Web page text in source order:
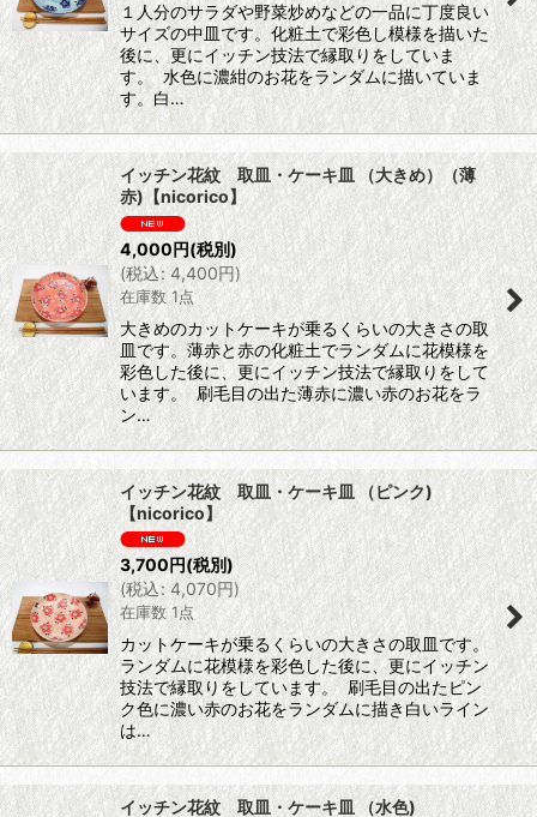
１人分のサラダや野菜炒めなどの一品に丁度良い
サイズの中皿です。化粧土で彩色し模様を描いた
後に、更にイッチン技法で縁取りをしていま
す。 水色に濃紺のお花をランダムに描いていま
す。白…
イッチン花紋 取皿・ケーキ皿 （大きめ）（薄
赤)【nicorico】
4,000円(税別)
(税込: 4,400円)
在庫数 1点
大きめのカットケーキが乗るくらいの大きさの取
皿です。薄赤と赤の化粧土でランダムに花模様を
彩色した後に、更にイッチン技法で縁取りをして
います。 刷毛目の出た薄赤に濃い赤のお花をラ
ン…
イッチン花紋 取皿・ケーキ皿 （ピンク)
【nicorico】
3,700円(税別)
(税込: 4,070円)
在庫数 1点
カットケーキが乗るくらいの大きさの取皿です。
ランダムに花模様を彩色した後に、更にイッチン
技法で縁取りをしています。 刷毛目の出たピン
ク色に濃い赤のお花をランダムに描き白いライン
は…
イッチン花紋 取皿・ケーキ皿 （水色)